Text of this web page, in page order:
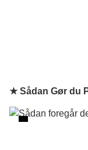
★ Sådan Gør du